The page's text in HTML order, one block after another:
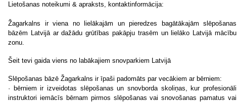
Lietošanas noteikumi & apraksts, kontaktinformācija:
Žagarkalns ir viena no lielākajām un pieredzes bagātākajām slēpošanas
bāzēm Latvijā ar dažādu grūtības pakāpju trasēm un lielāko Latvijā mācību
zonu.
Šeit tevi gaida viens no labākajiem snovparkiem Latvijā
Slēpošanas bāzē Žagarkalns ir īpaši padomāts par vecākiem ar bērniem:
· bērniem ir izveidotas slēpošanas un snovborda skoliņas, kur profesionāli
instruktori iemācīs bērnam pirmos slēpošanas vai snovošanas pamatus vai